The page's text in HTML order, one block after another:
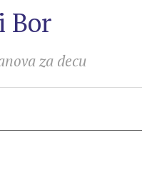
Bor
za decu